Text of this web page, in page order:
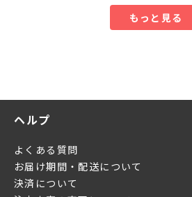
もっと見る
ヘルプ
よくある質問
お届け期間・配送について
決済について